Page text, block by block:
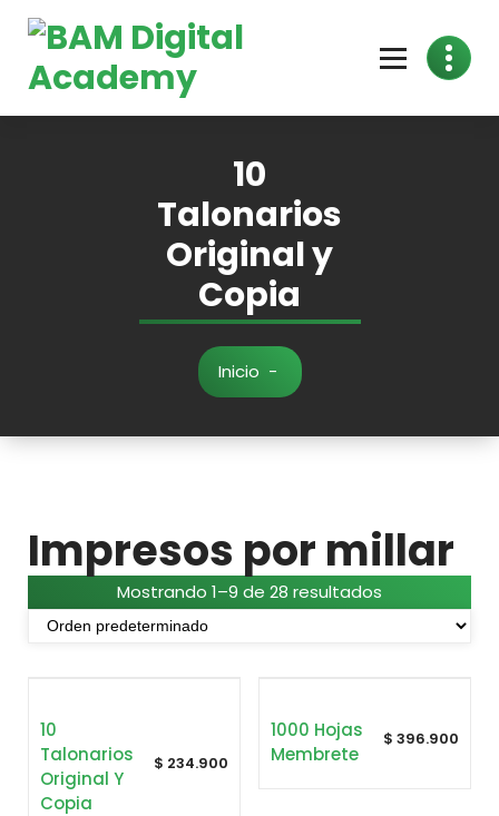
10
Talonarios
Original y
Copia
Inicio -
Impresos por millar
Mostrando 1–9 de 28 resultados
10
Talonarios
Original Y
Copia
$ 234.900
1000 Hojas
Membrete
$ 396.900